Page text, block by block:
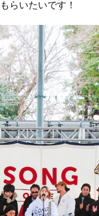
らいたいです！